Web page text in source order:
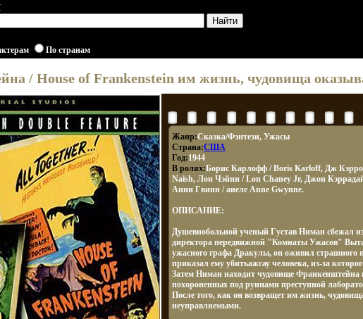
По странам
/ House of Frankenstein им жизнь, чудовища
Жанр:Сказка/Фэнтези, Ужасы
Страна:США
Год:1944
В ролях:Борис Карлофф / Boris Karloff, Дж
Naish, Лон Чэйни / Lon Chaney Jr, Джон
Анни Гвинн / аиеле Anne Gwynne.
ОПИСАНИЕ:
Душевнобольной ученый Густав Ниман сбежал
директора передвижной "Комнаты Ужасов"
ужасного графа Дракулы, он оживил страшного
приказал ему убитьажсау человека, из-за
Затем Ниман находит чудовище Франкенштейна
похороненных под руинами преступной
После того, как он возвращет им жизнь,
неуправляемыми.